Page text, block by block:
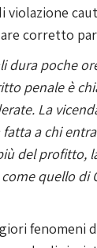
corretto
dura poche
penale è
La
a chi
del profitto,
quello di
fenomeni